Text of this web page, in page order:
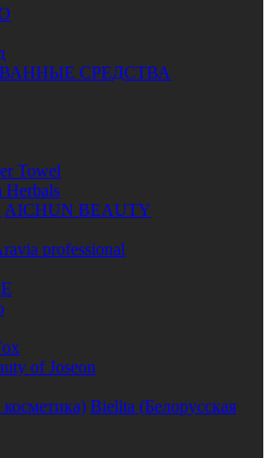
СРЕДСТВА
Towel
Herbals
AICHUN BEAUTY
professional
of Joseon
Bielita (Белорусская